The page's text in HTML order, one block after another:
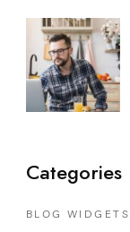
Categories
BLOG WIDGETS